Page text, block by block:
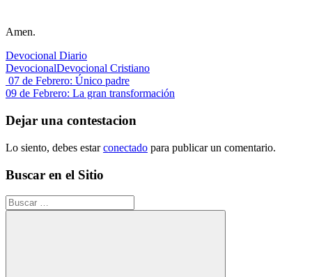
Amen.
Devocional Diario
DevocionalDevocional Cristiano
Navegación
de
entradas
Entrada
anterior:
07 de Febrero: Único padre
Siguiente
09 de Febrero: La gran transformación
Dejar una contestacion
Lo siento, debes estarconectado para publicar un comentario.
Buscar en el Sitio
Buscar: